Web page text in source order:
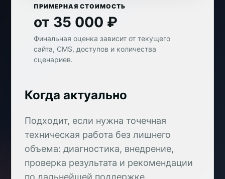
ПРИМЕРНАЯ СТОИМОСТЬ
от 35 000 ₽
Финальная оценка зависит от текущего
сайта, CMS, доступов и количества
сценариев.
Когда актуально
Подходит, если нужна точечная
техническая работа без лишнего
объема: диагностика, внедрение,
проверка результата и рекомендации
по дальнейшей поддержке.